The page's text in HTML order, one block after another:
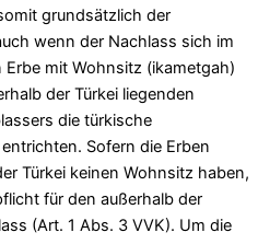
grundsätzlich der
wenn der Nachlass sich im
mit Wohnsitz (ikametgah)
der Türkei liegenden
die türkische
Sofern die Erben
Türkei keinen Wohnsitz haben,
für den außerhalb der
(Art. 1 Abs. 3 VVK). Um die